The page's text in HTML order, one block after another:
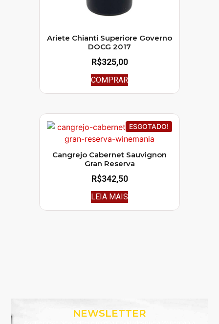
Ariete Chianti Superiore Governo
DOCG 2017
R$325,00
COMPRAR
ESGOTADO!
Cangrejo Cabernet Sauvignon
Gran Reserva
R$342,50
LEIA MAIS
NEWSLETTER